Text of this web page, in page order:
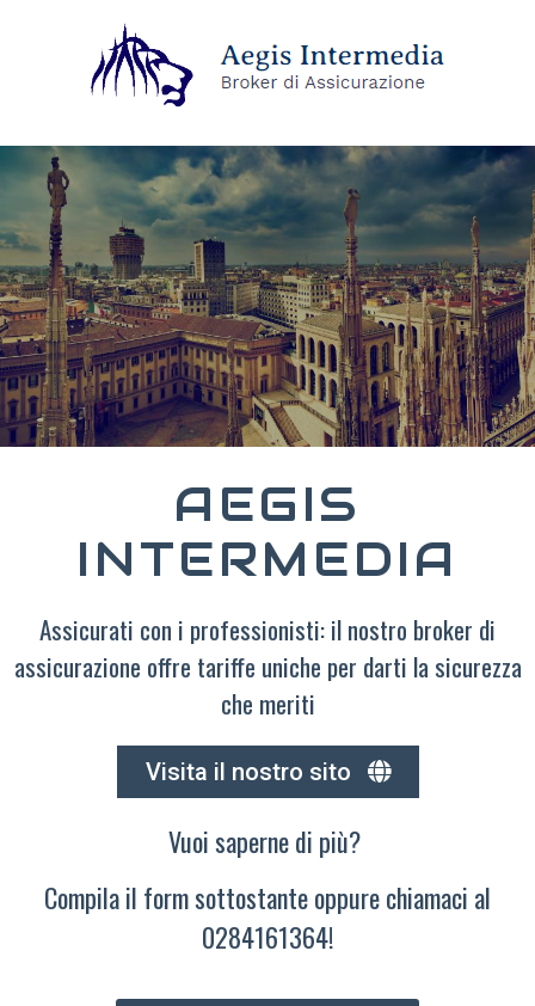
AEGIS
INTERMEDIA
Assicurati con i professionisti: il nostro broker di
assicurazione offre tariffe uniche per darti la sicurezza
che meriti
Visita il nostro sito
Vuoi saperne di più?
Compila il form sottostante oppure chiamaci al
0284161364!